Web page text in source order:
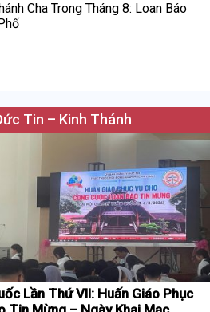
Cha Trong Tháng 8: Loan Báo
Tin – Kinh Thánh
Lần Thứ VII: Huấn Giáo Phục